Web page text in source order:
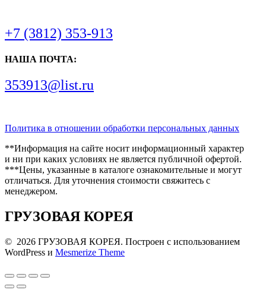
+7 (3812) 353-913
НАША ПОЧТА:
353913@list.ru
Политика в отношении обработки персональных данных
**Информация на сайте носит информационный характер
и ни при каких условиях не является публичной офертой.
***Цены, указанные в каталоге ознакомительные и могут
отличаться. Для уточнения стоимости свяжитесь с
менеджером.
ГРУЗОВАЯ КОРЕЯ
© 2026 ГРУЗОВАЯ КОРЕЯ. Построен с использованием
WordPress и Mesmerize Theme